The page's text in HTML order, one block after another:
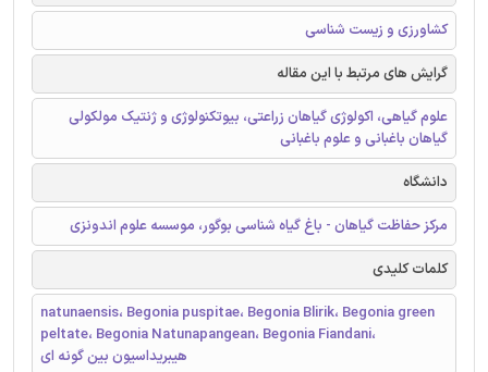
کشاورزی و زیست شناسی
گرایش های مرتبط با این مقاله
علوم گیاهی، اکولوژی گیاهان زراعتی، بیوتکنولوژی و ژنتیک مولکولی
گیاهان باغبانی و علوم باغبانی
دانشگاه
مرکز حفاظت گیاهان - باغ گیاه شناسی بوگور، موسسه علوم اندونزی
کلمات کلیدی
natunaensis، Begonia puspitae، Begonia Blirik، Begonia green
peltate، Begonia Natunapangean، Begonia Fiandani،
هیبریداسیون بين گونه ای